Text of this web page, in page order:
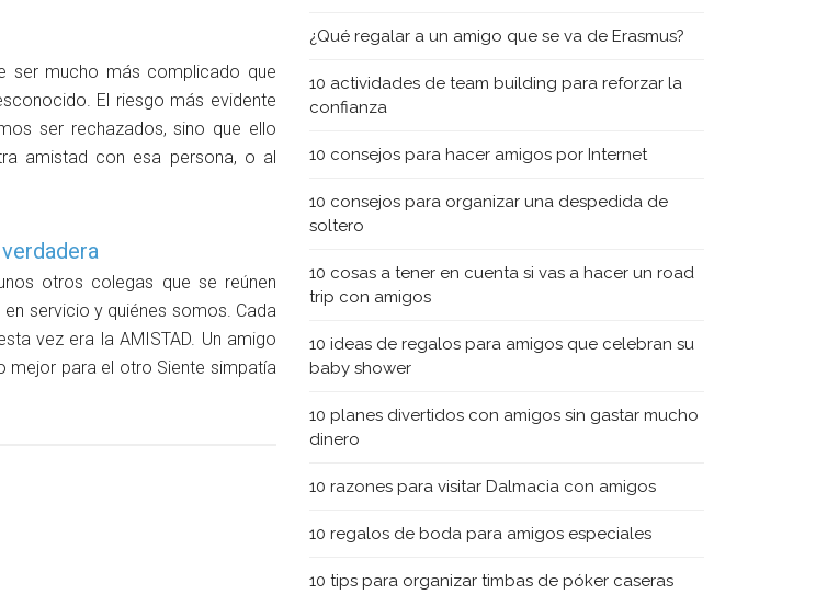
ser mucho más complicado que
El riesgo más evidente
ser rechazados, sino que ello
amistad con esa persona, o al
otros colegas que se reúnen
servicio y quiénes somos. Cada
vez era la AMISTAD. Un amigo
mejor para el otro Siente simpatía
¿Qué regalar a un amigo que se va de Erasmus?
10 actividades de team building para reforzar la
confianza
10 consejos para hacer amigos por Internet
10 consejos para organizar una despedida de
soltero
10 cosas a tener en cuenta si vas a hacer un road
trip con amigos
10 ideas de regalos para amigos que celebran su
baby shower
10 planes divertidos con amigos sin gastar mucho
dinero
10 razones para visitar Dalmacia con amigos
10 regalos de boda para amigos especiales
10 tips para organizar timbas de póker caseras